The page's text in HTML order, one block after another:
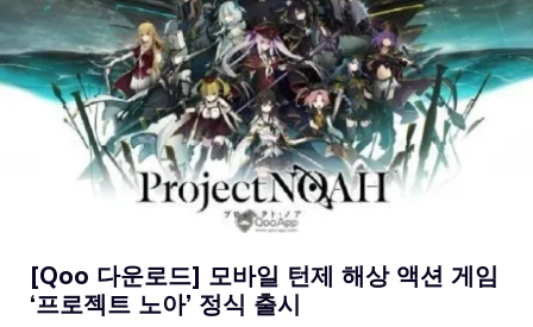
[Qoo 다운로드] 모바일 턴제 해상 액션 게임
‘프로젝트 노아’ 정식 출시